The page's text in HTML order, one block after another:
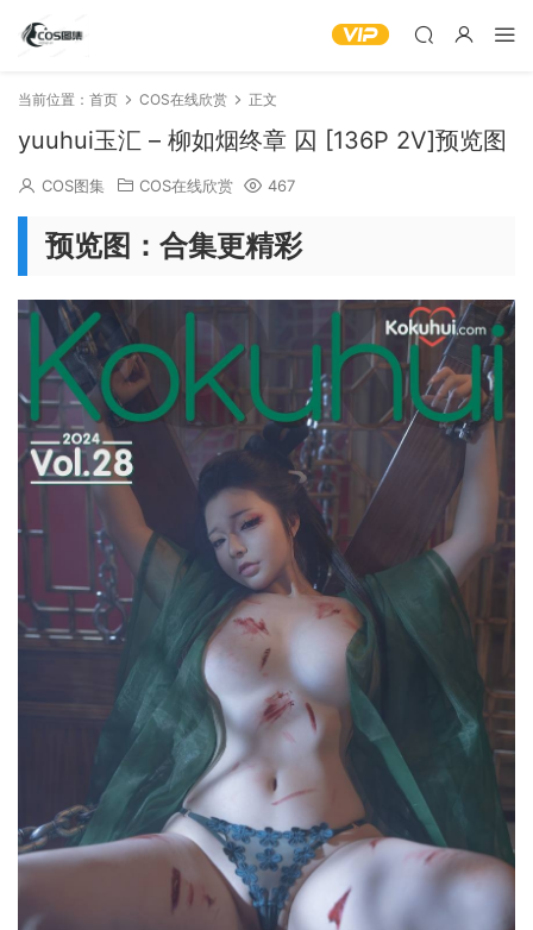
当前位置： 首页 COS在线欣赏 正文
yuuhui玉汇 – 柳如烟终章 囚 [136P 2V]预览图
COS图集 COS在线欣赏 467
预览图：合集更精彩